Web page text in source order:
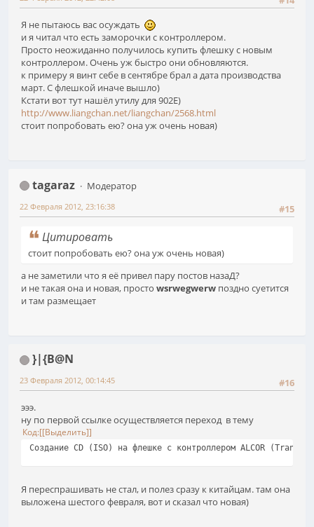
Я не пытаюсь вас осуждать
и я читал что есть заморочки с контроллером.
Просто неожиданно получилось купить флешку с новым
контроллером. Очень уж быстро они обновляются.
к примеру я винт себе в сентябре брал а дата производства
март. С флешкой иначе вышло)
Кстати вот тут нашёл утилу для 902Е)
http://www.liangchan.net/liangchan/2568.html
стоит попробовать ею? она уж очень новая)
tagaraz
Модератор
#15
22 Февраля 2012, 23:16:38
Цитировать
стоит попробовать ею? она уж очень новая)
а не заметили что я её привел пару постов назаД?
и не такая она и новая, просто wsrwegwerw поздно суетится
и там размещает
}|{B@N
#16
23 Февраля 2012, 00:14:45
эээ.
ну по первой ссылке осуществляется переход в тему
Код [Выделить]
Создание CD (ISO) на флешке с контроллером ALCOR
Я переспрашивать не стал, и полез сразу к китайцам. там она
выложена шестого февраля, вот и сказал что новая)